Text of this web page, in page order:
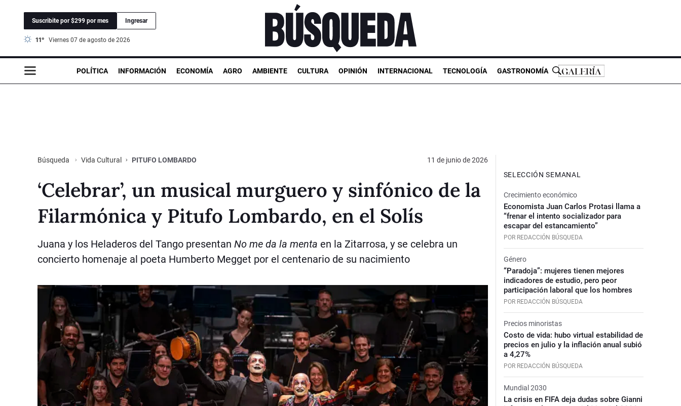
Suscribite por $299 por mes Ingresar
11° viernes 07 de agosto de 2026
POLÍTICA INFORMACIÓN ECONOMÍA AGRO AMBIENTE CULTURA OPINIÓN INTERNACIONAL TECNOLOGÍA GASTRONOMÍA
Búsqueda Vida Cultural PITUFO LOMBARDO 11 de junio de 2026
‘Celebrar’, un musical murguero y sinfónico de la
Filarmónica y Pitufo Lombardo, en el Solís
Juana y los Heladeros del Tango presentan No me da la menta en la Zitarrosa, y se celebra un
concierto homenaje al poeta Humberto Megget por el centenario de su nacimiento
SELECCIÓN SEMANAL
Crecimiento económico
Economista Juan Carlos Protasi llama a
“frenar el intento socializador para
escapar del estancamiento”
POR REDACCIÓN BÚSQUEDA
Género
“Paradoja”: mujeres tienen mejores
indicadores de estudio, pero peor
participación laboral que los hombres
POR REDACCIÓN BÚSQUEDA
Precios minoristas
Costo de vida: hubo virtual estabilidad de
precios en julio y la inflación anual subió
a 4,27%
POR REDACCIÓN BÚSQUEDA
Mundial 2030
La crisis en FIFA deja dudas sobre Gianni